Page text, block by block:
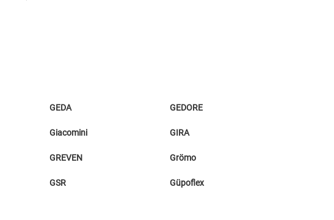
GEDA GEDORE
Giacomini GIRA
GREVEN Grömo
GSR Güpoflex